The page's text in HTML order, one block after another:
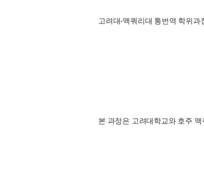
고려대-맥쿼리대 통번역 학위과
본 과정은 고려대학교와 호주